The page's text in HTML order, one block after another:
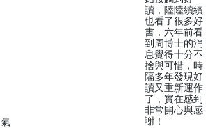
讀，陸陸續續
也看了很多好
書，六年前看
到周博士的消
息覺得十分不
捨與可惜，時
隔多年發現好
讀又重新運作
了，實在感到
非常開心與感
謝！